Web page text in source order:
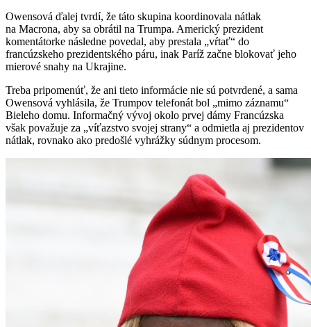
Owensová ďalej tvrdí, že táto skupina koordinovala nátlak
na Macrona, aby sa obrátil na Trumpa. Americký prezident
komentátorke následne povedal, aby prestala „vŕtať“ do
francúzskeho prezidentského páru, inak Paríž začne blokovať jeho
mierové snahy na Ukrajine.
Treba pripomenúť, že ani tieto informácie nie sú potvrdené, a sama
Owensová vyhlásila, že Trumpov telefonát bol „mimo záznamu“
Bieleho domu. Informačný vývoj okolo prvej dámy Francúzska
však považuje za „víťazstvo svojej strany“ a odmietla aj prezidentov
nátlak, rovnako ako predošlé vyhrážky súdnym procesom.